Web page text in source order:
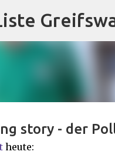
story - der
heute: